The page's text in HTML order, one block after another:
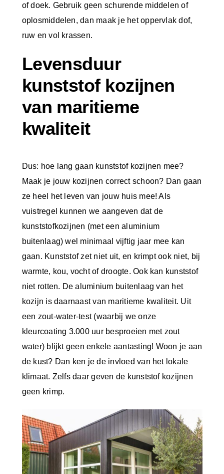
of doek. Gebruik geen schurende middelen of
oplosmiddelen, dan maak je het oppervlak dof,
ruw en vol krassen.
Levensduur
kunststof kozijnen
van maritieme
kwaliteit
Dus: hoe lang gaan kunststof kozijnen mee?
Maak je jouw kozijnen correct schoon? Dan gaan
ze heel het leven van jouw huis mee! Als
vuistregel kunnen we aangeven dat de
kunststofkozijnen (met een aluminium
buitenlaag) wel minimaal vijftig jaar mee kan
gaan. Kunststof zet niet uit, en krimpt ook niet, bij
warmte, kou, vocht of droogte. Ook kan kunststof
niet rotten. De aluminium buitenlaag van het
kozijn is daarnaast van maritieme kwaliteit. Uit
een zout-water-test (waarbij we onze
kleurcoating 3.000 uur besproeien met zout
water) blijkt geen enkele aantasting! Woon je aan
de kust? Dan ken je de invloed van het lokale
klimaat. Zelfs daar geven de kunststof kozijnen
geen krimp.